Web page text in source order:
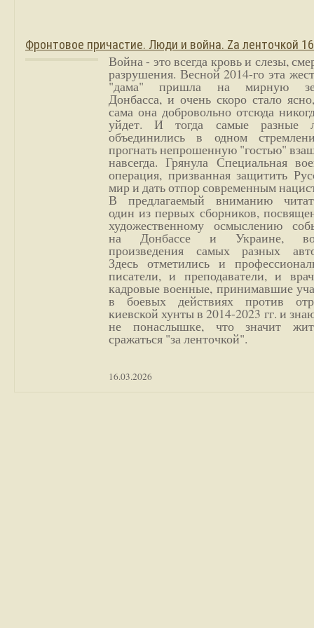
Фронтовое причастие. Люди и война. Zа ленточкой
Война - это всегда кровь и слезы,
разрушения. Весной 2014-го эта
"дама" пришла на мирную
Донбасса, и очень скоро стало
сама она добровольно отсюда
уйдет. И тогда самые разные
объединились в одном
прогнать непрошенную "гостью"
навсегда. Грянула Специальная
операция, призванная защитить
мир и дать отпор современным
В предлагаемый вниманию
один из первых сборников,
художественному осмыслению
на Донбассе и Украине,
произведения самых разных
Здесь отметились и
писатели, и преподаватели, и
кадровые военные, принимавшие
в боевых действиях против
киевской хунты в 2014-2023 гг. и
не понаслышке, что значит
сражаться "за ленточкой".
16.03.2026